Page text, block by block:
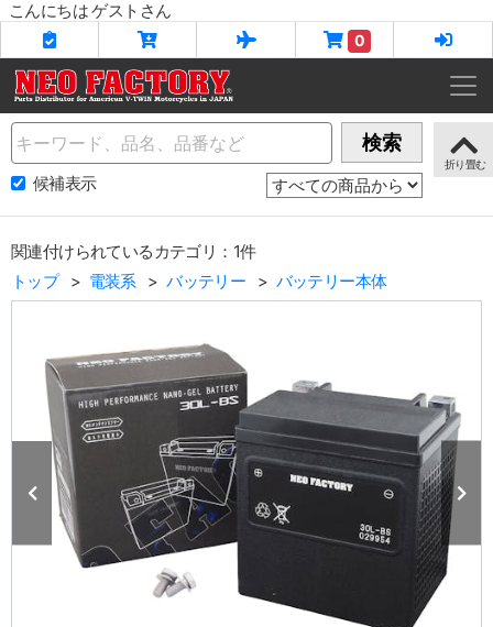
こんにちは ゲストさん
0
Name 検索
候補表示
関連付けられているカテゴリ：1件
トップ
電装系 バッテリー バッテリー本体